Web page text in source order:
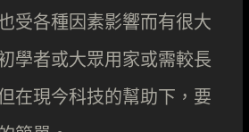
受各種因素影響而有很大
學者或大眾用家或需較長
在現今科技的幫助下，要